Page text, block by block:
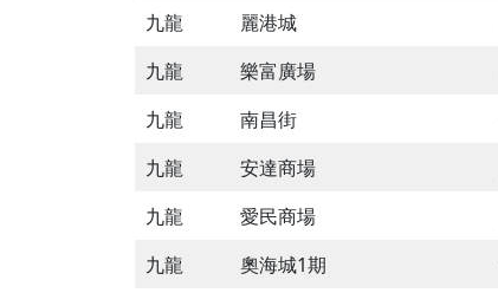
九龍
麗港城
九龍
樂富廣場
九龍
南昌街
九龍
安達商場
九龍
愛民商場
九龍
奧海城1期